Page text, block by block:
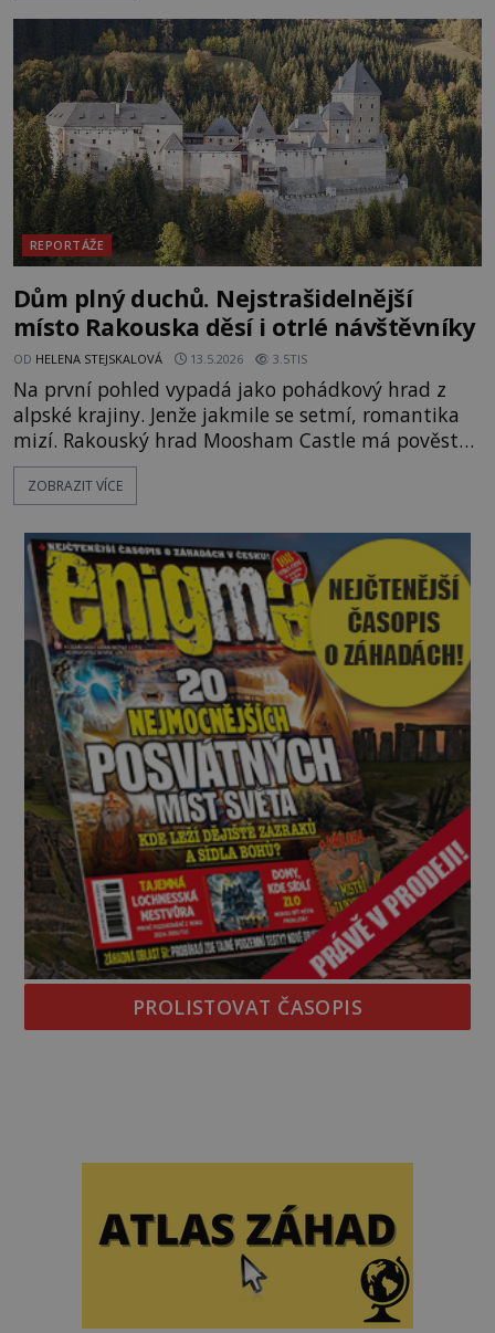
je umělá družice od povrchu Marsu vzdálena asi
1873 kilometrů, nachá
REPORTÁŽE
Dům plný duchů. Nejstrašidelnější
místo Rakouska děsí i otrlé návštěvníky
OD HELENA STEJSKALOVÁ 13.5.2026 3.5TIS
Na první pohled vypadá jako pohádkový hrad z
alpské krajiny. Jenže jakmile se setmí, romantika
mizí. Rakouský hrad Moosham Castle má pověst
nejděsivějšího domu v celé zemi. Lidé tu údajně
slyší kroky v prázdných chodbách, šeptání ze zdí i
temná minulost mohla zanechat něco, co se
dodnes nepodařilo vysvětlit. Kamenný hrad stojí v
horách Salcburska u
ZOBRAZIT VÍCE
PROLISTOVAT ČASOPIS